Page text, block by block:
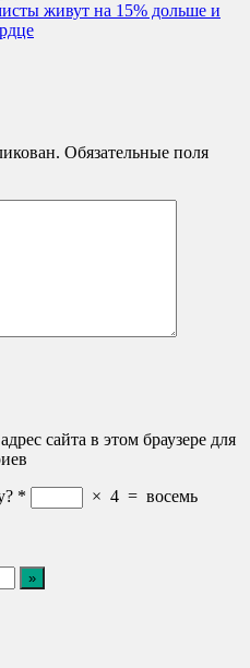
живут на 15% дольше и
Обязательные поля
сайта в этом браузере для
* × 4 = восемь